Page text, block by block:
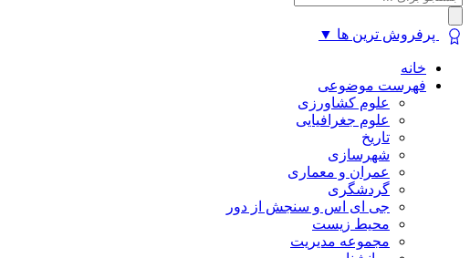
پرفروش ترین ها ▼
خانه
فهرست موضوعی
علوم کشاورزی
علوم جغرافیایی
تاریخ
شهرسازی
عمران و معماری
گردشگری
جی ای اس و سنجش از دور
محیط زیست
مجموعه مدیریت